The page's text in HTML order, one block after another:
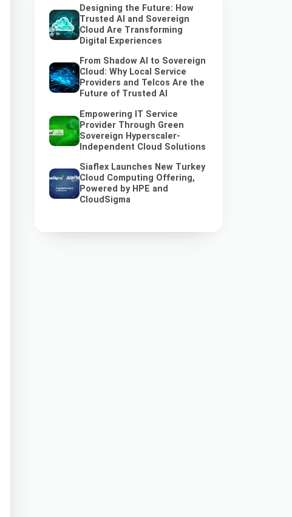
Designing the Future: How
Trusted AI and Sovereign
Cloud Are Transforming
Digital Experiences
From Shadow AI to Sovereign
Cloud: Why Local Service
Providers and Telcos Are the
Future of Trusted AI
Empowering IT Service
Provider Through Green
Sovereign Hyperscaler-
Independent Cloud Solutions
Siaflex Launches New Turkey
Cloud Computing Offering,
Powered by HPE and
CloudSigma